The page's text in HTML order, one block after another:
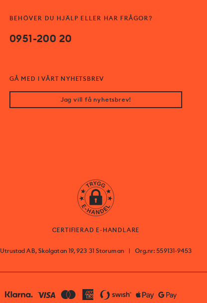
BEHÖVER DU HJÄLP ELLER HAR FRÅGOR?
0951-200 20
GÅ MED I VÅRT NYHETSBREV
Jag vill få nyhetsbrev!
CERTIFIERAD E-HANDLARE
Utrustad AB, Skolgatan 19, 923 31 Storuman | Org.nr: 559131-9453